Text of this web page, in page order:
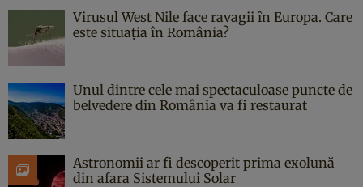
Virusul West Nile face ravagii în Europa. Care
este situația în România?
Unul dintre cele mai spectaculoase puncte de
belvedere din România va fi restaurat
Astronomii ar fi descoperit prima exolună
din afara Sistemului Solar